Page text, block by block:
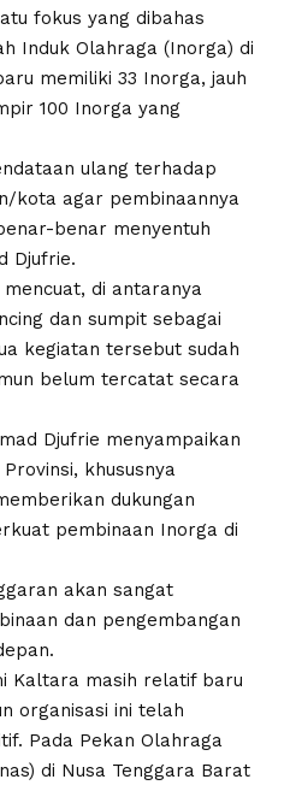
fokus yang dibahas
Induk Olahraga (Inorga) di
memiliki 33 Inorga, jauh
100 Inorga yang
ulang terhadap
kota agar pembinaannya
benar menyentuh
Djufrie.
di antaranya
dan sumpit sebagai
kegiatan tersebut sudah
belum tercatat secara
Djufrie menyampaikan
khususnya
dukungan
pembinaan Inorga di
akan sangat
dan pengembangan
Kaltara masih relatif baru
organisasi ini telah
Pada Pekan Olahraga
di Nusa Tenggara Barat